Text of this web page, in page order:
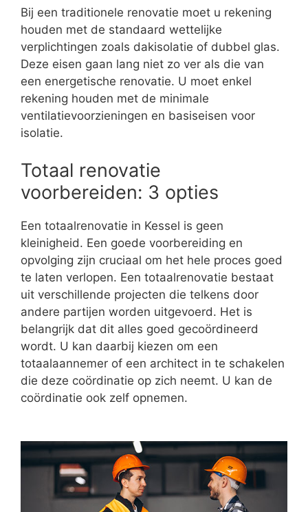
Bij een traditionele renovatie moet u rekening
houden met de standaard wettelijke
verplichtingen zoals dakisolatie of dubbel glas.
Deze eisen gaan lang niet zo ver als die van
een energetische renovatie. U moet enkel
rekening houden met de minimale
ventilatievoorzieningen en basiseisen voor
isolatie.
Totaal renovatie
voorbereiden: 3 opties
Een totaalrenovatie in Kessel is geen
kleinigheid. Een goede voorbereiding en
opvolging zijn cruciaal om het hele proces goed
te laten verlopen. Een totaalrenovatie bestaat
uit verschillende projecten die telkens door
andere partijen worden uitgevoerd. Het is
belangrijk dat dit alles goed gecoördineerd
wordt. U kan daarbij kiezen om een
totaalaannemer of een architect in te schakelen
die deze coördinatie op zich neemt. U kan de
coördinatie ook zelf opnemen.